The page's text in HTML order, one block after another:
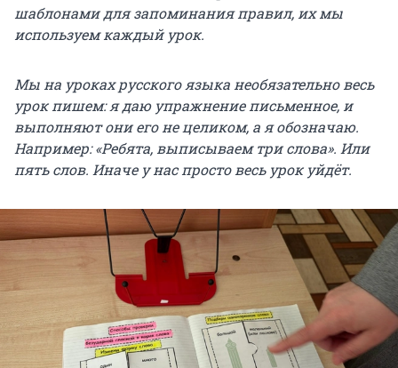
шаблонами для запоминания правил, их мы
используем каждый урок.
Мы на уроках русского языка необязательно весь
урок пишем: я даю упражнение письменное, и
выполняют они его не целиком, а я обозначаю.
Например: «Ребята, выписываем три слова». Или
пять слов. Иначе у нас просто весь урок уйдёт.